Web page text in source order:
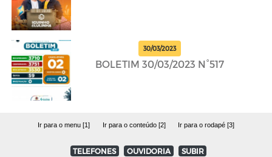
30/03/2023
BOLETIM 30/03/2023 N°517
Ir para o menu [1] Ir para o conteúdo [2] Ir para o rodapé [3]
TELEFONES OUVIDORIA SUBIR